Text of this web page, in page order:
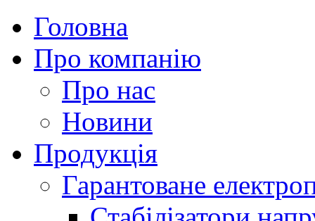
Головна
Про компанію
Про нас
Новини
Продукція
Гарантоване